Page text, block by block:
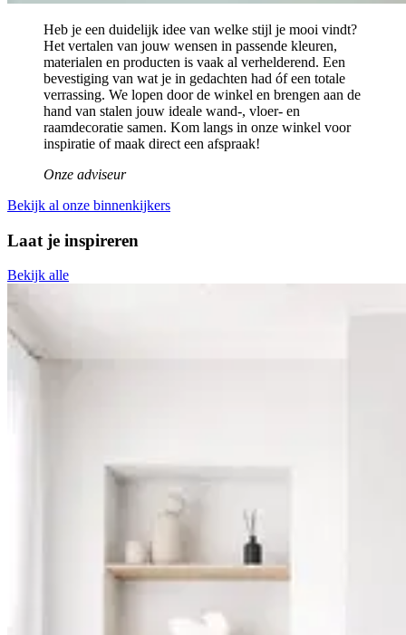
Heb je een duidelijk idee van welke stijl je mooi vindt?
Het vertalen van jouw wensen in passende kleuren,
materialen en producten is vaak al verhelderend. Een
bevestiging van wat je in gedachten had óf een totale
verrassing. We lopen door de winkel en brengen aan de
hand van stalen jouw ideale wand-, vloer- en
raamdecoratie samen. Kom langs in onze winkel voor
inspiratie of maak direct een afspraak!
Onze adviseur
Bekijk al onze binnenkijkers
Laat je inspireren
Bekijk alle